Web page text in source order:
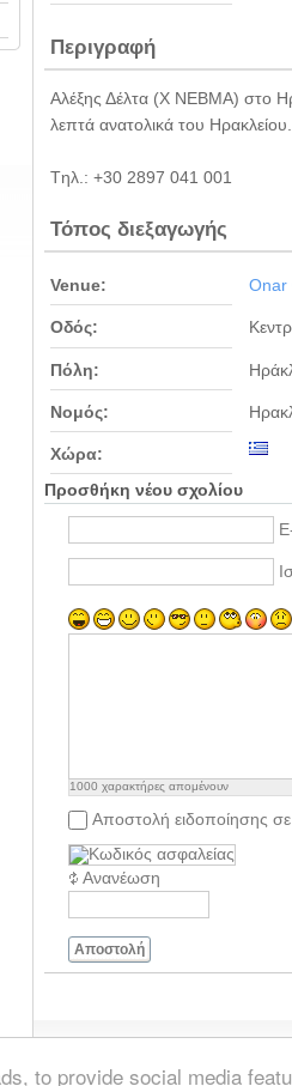
to provide social media
Περιγραφή
Αλέξης Δέλτα (X ΝΕΒΜΑ) στο
λεπτά ανατολικά του Ηρακλείου.
Tηλ.: +30 2897 041 001
Τόπος διεξαγωγής
Venue: Onar
Οδός:
Πόλη:
Νομός:
Χώρα:
Προσθήκη νέου σχολίου
1000 χαρακτήρες απομένουν
Αποστολή ειδοποίησης
Ανανέωση
Αποστολή